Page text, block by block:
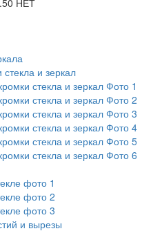
НЕТ
и зеркал
стекла и зеркал Фото 1
стекла и зеркал Фото 2
стекла и зеркал Фото 3
стекла и зеркал Фото 4
стекла и зеркал Фото 5
стекла и зеркал Фото 6
фото 1
фото 2
фото 3
и вырезы